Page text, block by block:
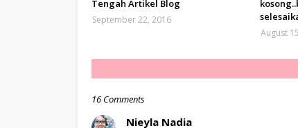
Tengah Artikel Blog
September 22, 2016
August
16 Comments
Nieyla Nadia